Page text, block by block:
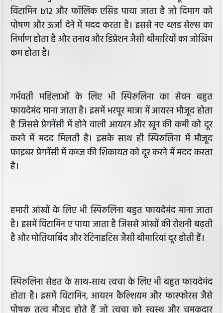
विटामिन b12 और फॉलिक एसिड पाया जाता है जो दिमाग को
पोषण और ऊर्जा देने में मदद करता है। इससे नए ब्लड सेल्स का
निर्माण होता है और तनाव और डिप्रेशन जैसी बीमारियों का जोखिम
कम होता है।
गर्भवती महिलाओं के लिए भी स्पिरुलिना का सेवन बहुत
फायदेमंद माना जाता है। इसमें भरपूर मात्रा में आयरन मौजूद होता
है जिससे प्रेगनेंसी में होने वाली आयरन और खून की कमी को दूर
करने में मदद मिलती है। इसके साथ ही स्पिरुलिना में मौजूद
फाइबर प्रेगनेंसी में कब्ज की शिकायत को दूर करने में मदद करता
है।
हमारी आंखों के लिए भी स्पिरुलिना बहुत फायदेमंद माना जाता
है। इसमें विटामिन ए पाया जाता है जिससे आंखों की रोशनी बढ़ती
है और मोतियाबिंद और रेटिनाइटिस जैसी बीमारियां दूर होती हैं।
स्पिरुलिना सेहत के साथ-साथ त्वचा के लिए भी बहुत फायदेमंद
होता है। इसमें विटामिन, आयरन कैल्शियम और फास्फोरस जैसे